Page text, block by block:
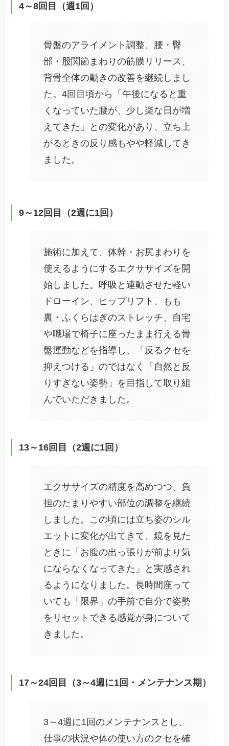
4～8回目（週1回）
骨盤のアライメント調整、腰・臀
部・股関節まわりの筋膜リリース、
背骨全体の動きの改善を継続しまし
た。4回目頃から「午後になると重
くなっていた腰が、少し楽な日が増
えてきた」との変化があり、立ち上
がるときの反り感もやや軽減してき
ました。
9～12回目（2週に1回）
施術に加えて、体幹・お尻まわりを
使えるようにするエクササイズを開
始しました。呼吸と連動させた軽い
ドローイン、ヒップリフト、もも
裏・ふくらはぎのストレッチ、自宅
や職場で椅子に座ったまま行える骨
盤運動などを指導し、「反るクセを
抑えつける」のではなく「自然と反
りすぎない姿勢」を目指して取り組
んでいただきました。
13～16回目（2週に1回）
エクササイズの精度を高めつつ、負
担のたまりやすい部位の調整を継続
しました。この頃には立ち姿のシル
エットに変化が出てきて、鏡を見た
ときに「お腹の出っ張りが前より気
にならなくなってきた」と実感され
るようになりました。長時間座って
いても「限界」の手前で自分で姿勢
をリセットできる感覚が身について
きました。
17～24回目（3～4週に1回・メンテナンス期）
3～4週に1回のメンテナンスとし、
仕事の状況や体の使い方のクセを確